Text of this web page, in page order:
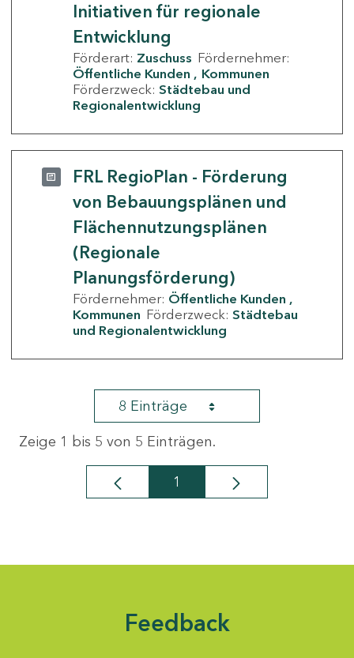
Initiativen für regionale
Entwicklung
Förderart: Zuschuss Fördernehmer:
Öffentliche Kunden
Kommunen
Förderzweck: Städtebau und
Regionalentwicklung
FRL RegioPlan - Förderung
von Bebauungsplänen und
Flächennutzungsplänen
(Regionale
Planungsförderung)
Fördernehmer: Öffentliche Kunden
Kommunen Förderzweck: Städtebau
und Regionalentwicklung
8 Einträge
Zeige 1 bis 5 von 5 Einträgen.
Seite
1
Feedback